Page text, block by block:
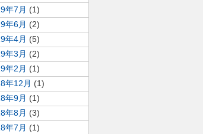
年7月 (1)
年6月 (2)
年4月 (5)
年3月 (2)
年2月 (1)
年12月 (1)
年9月 (1)
年8月 (3)
年7月 (1)